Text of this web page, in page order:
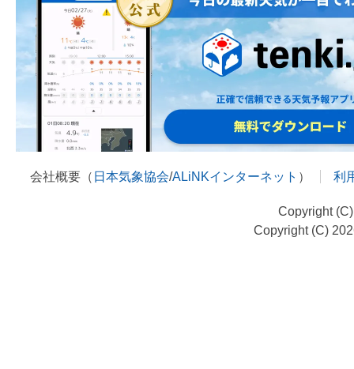
会社概要（ 日本気象協会/ALiNKインターネット ） 利
Copyright
Copyright (C)